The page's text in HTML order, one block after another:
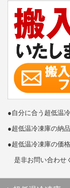
●自分に合う超低温
●超低温冷凍庫の納
●超低温冷凍庫の価
是非お問い合わせ